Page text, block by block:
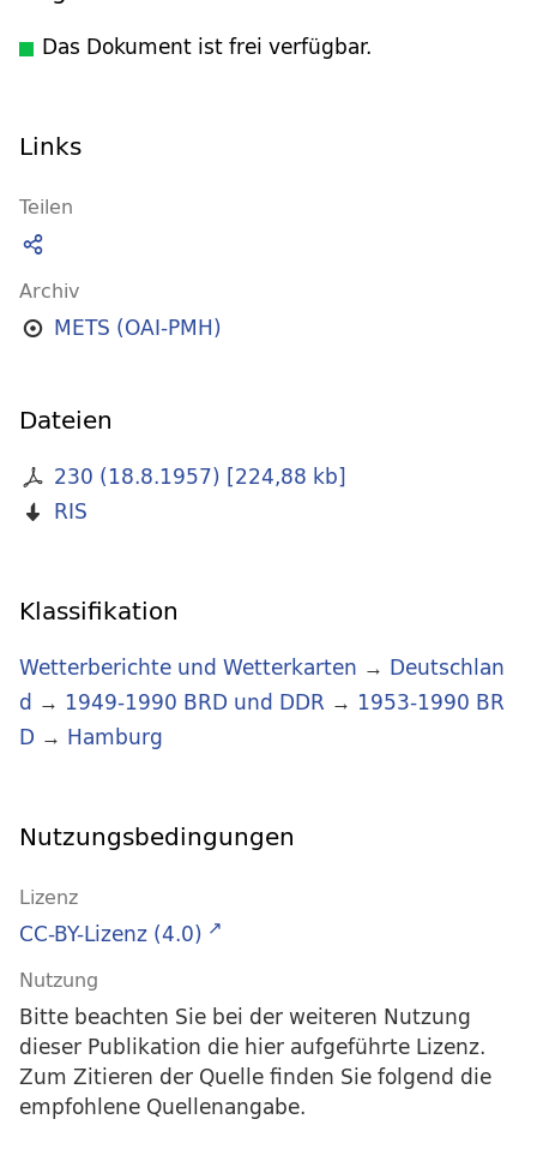
Das Dokument ist frei verfügbar.
Links
Teilen
Archiv
METS (OAI-PMH)
Dateien
230 (18.8.1957) [224,88 kb]
RIS
Klassifikation
Wetterberichte und Wetterkarten → Deutschlan
d → 1949-1990 BRD und DDR → 1953-1990 BR
D → Hamburg
Nutzungsbedingungen
Lizenz
CC-BY-Lizenz (4.0)
Nutzung
Bitte beachten Sie bei der weiteren Nutzung
dieser Publikation die hier aufgeführte Lizenz.
Zum Zitieren der Quelle finden Sie folgend die
empfohlene Quellenangabe.